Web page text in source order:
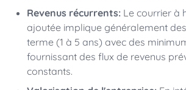
Revenus récurrents: Le courrier à
ajoutée implique généralement
terme (1 à 5 ans) avec des
fournissant des flux de revenus
constants.